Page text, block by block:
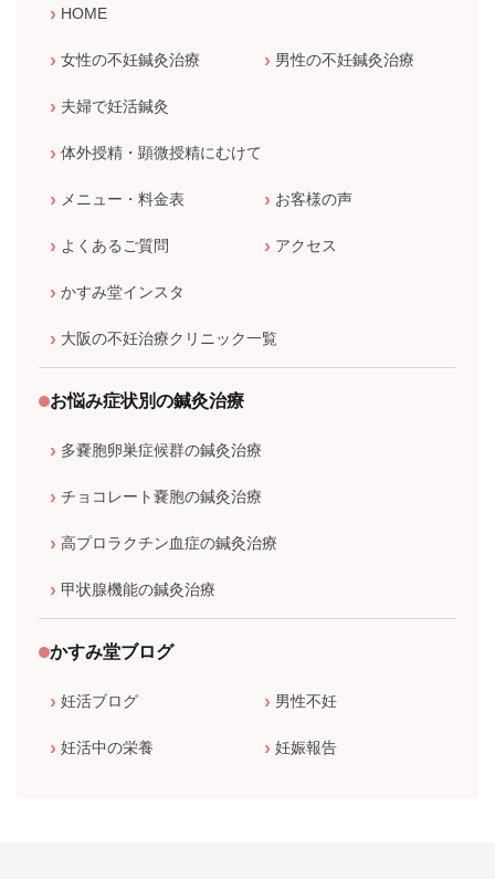
HOME
女性の不妊鍼灸治療 男性の不妊鍼灸治療
夫婦で妊活鍼灸
体外授精・顕微授精にむけて
メニュー・料金表 お客様の声
よくあるご質問 アクセス
かすみ堂インスタ
大阪の不妊治療クリニック一覧
お悩み症状別の鍼灸治療
多嚢胞卵巣症候群の鍼灸治療
チョコレート嚢胞の鍼灸治療
高プロラクチン血症の鍼灸治療
甲状腺機能の鍼灸治療
かすみ堂ブログ
妊活ブログ 男性不妊
妊活中の栄養 妊娠報告